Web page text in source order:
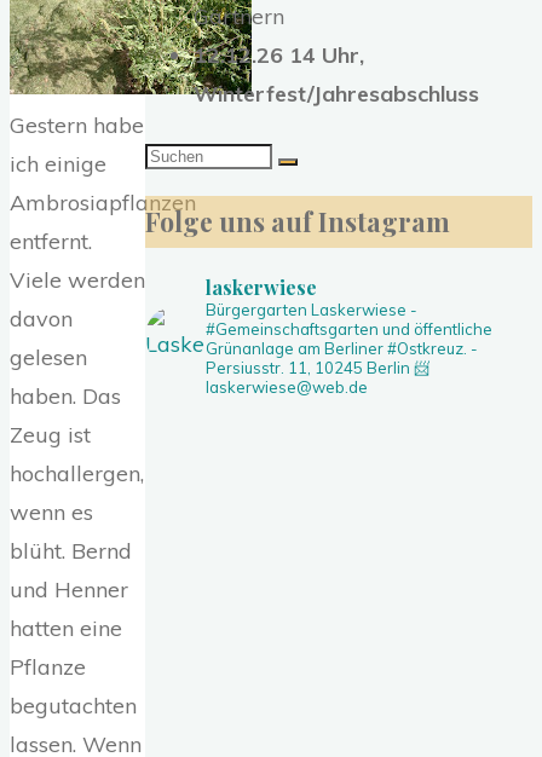
Gestern habe
ich einige
Ambrosiapflanzen
entfernt.
Viele werden
davon
gelesen
haben. Das
Zeug ist
hochallergen,
wenn es
blüht. Bernd
und Henner
hatten eine
Pflanze
begutachten
lassen. Wenn
Gärtnern
12.12.26 14 Uhr,
Winterfest/Jahresabschluss
Suchen
nach:
Folge uns auf Instagram
laskerwiese
Bürgergarten Laskerwiese -
#Gemeinschaftsgarten und öffentliche
Grünanlage am Berliner #Ostkreuz. -
Persiusstr. 11, 10245 Berlin 📨
laskerwiese@web.de